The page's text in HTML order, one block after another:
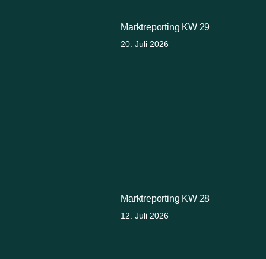
Marktreporting KW 29
20. Juli 2026
Marktreporting KW 28
12. Juli 2026